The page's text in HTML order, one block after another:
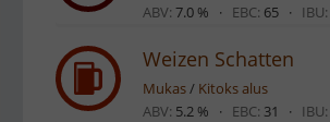
ABV: 7.0 % · EBC: 65 · IBU:
Weizen Schatten
Mukas/ Kitoks alus
ABV: 5.2 % · EBC: 31 · IBU: